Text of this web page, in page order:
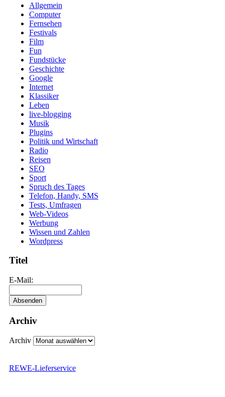
Allgemein
Computer
Fernsehen
Festivals
Film
Fun
Fundstücke
Geschichte
Google
Internet
Klassiker
Leben
live-blogging
Musik
Plugins
Politik und Wirtschaft
Radio
Reisen
SEO
Sport
Spruch des Tages
Telefon, Handy, SMS
Tests, Umfragen
Web-Videos
Werbung
Wissen und Zahlen
Wordpress
Titel
E-Mail:
Archiv
Archiv
REWE-Lieferservice